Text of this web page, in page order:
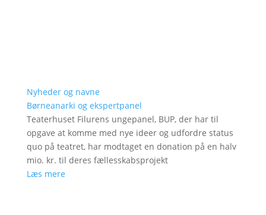
Nyheder og navne
Børneanarki og ekspertpanel
Teaterhuset Filurens ungepanel, BUP, der har til
opgave at komme med nye ideer og udfordre status
quo på teatret, har modtaget en donation på en halv
mio. kr. til deres fællesskabsprojekt
Læs mere